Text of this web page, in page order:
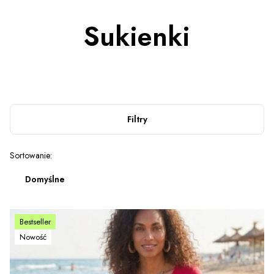
Sukienki
Filtry
Lista produktów
Sortowanie:
Domyślne
Bestseller
Nowość